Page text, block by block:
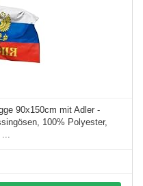
90x150cm mit Adler -
100% Polyester,